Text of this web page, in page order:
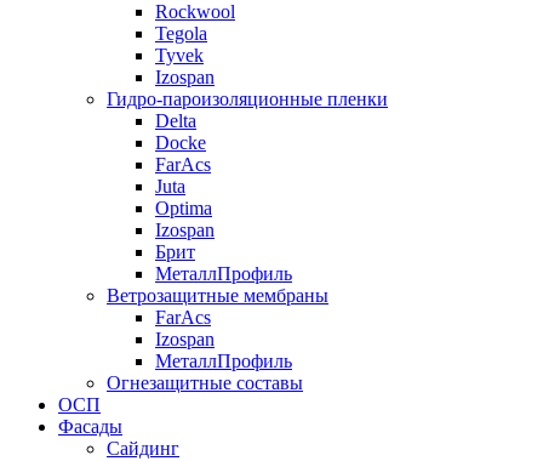
Rockwool
Tegola
Tyvek
Izospan
Гидро-пароизоляционные пленки
Delta
Docke
FarAcs
Juta
Optima
Izospan
Брит
МеталлПрофиль
Ветрозащитные мембраны
FarAcs
Izospan
МеталлПрофиль
Огнезащитные составы
ОСП
Фасады
Сайдинг